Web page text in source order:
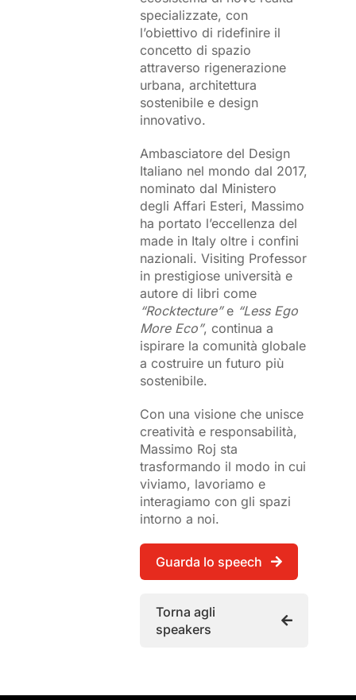
specializzate, con
l’obiettivo di ridefinire il
concetto di spazio
attraverso rigenerazione
urbana, architettura
sostenibile e design
innovativo.
Ambasciatore del Design
Italiano nel mondo dal 2017,
nominato dal Ministero
degli Affari Esteri, Massimo
ha portato l’eccellenza del
made in Italy oltre i confini
nazionali. Visiting Professor
in prestigiose università e
autore di libri come
“Rocktecture”e “Less Ego
More Eco”, continua a
ispirare la comunità globale
a costruire un futuro più
sostenibile.
Con una visione che unisce
creatività e responsabilità,
Massimo Roj sta
trasformando il modo in cui
viviamo, lavoriamo e
interagiamo con gli spazi
intorno a noi.
Guarda lo speech
Torna agli
speakers